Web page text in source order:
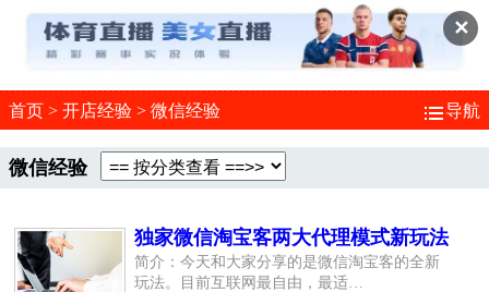
✕
首页 > 开店经验 > 微信经验 导航
微信经验
独家微信淘宝客两大代理模式新玩法
简介：今天和大家分享的是微信淘宝客的全新
玩法。目前互联网最自由，最适…